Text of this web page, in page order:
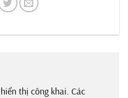
thị công khai. Các